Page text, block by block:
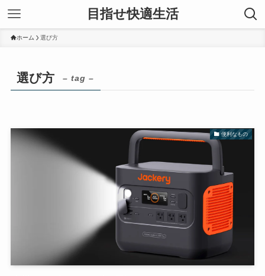
目指せ快適生活
ホーム 選び方
選び方 – tag –
便利なもの